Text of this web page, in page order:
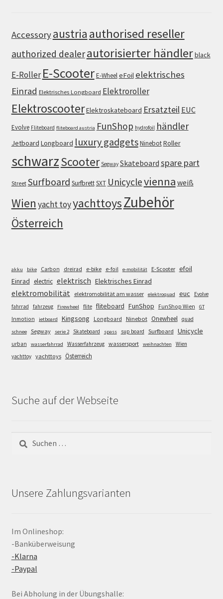
Accessoryaustria authorised reseller
authorized dealerautorisierter händlerblack
E-Roller E-ScooterE-WheeleFoil elektrisches
Einrad Elektrisches Longboard Elektroroller
ElektroscooterElektroskateboard Ersatzteil EUC
Evolve Fliteboard fliteboard austria FunShop hydrofoil händler
Jetboard Longboard luxury gadgetsNinebotRoller
schwarzScooter Segway Skateboard spare part
Street Surfboard SurfbrettSXT Unicyclevienna weiß
Wien yacht toyyachttoysZubehör
Österreich
akku bike Carbon dreirad e-bike e-foil e-mobilität E-Scooter efoil
Einrad electric elektrisch Elektrisches Einrad
elektromobilität elektromobilität am wasser elektroquad euc
Evolve
fahrrad
fahrzeug Firewheel flite fliteboard FunShop FunShop Wien GT
Inmotion jetboard Kingsong Longboard Ninebot Onewheel quad
schnee Segway serie 2 Skateboard spass sup board Surfboard Unicycle
urban wasserfahrrad Wasserfahrzeug wassersport weihnachten
Wien
yachttoy yachttoys Österreich
Suche auf der Webseite
Suchen
nach:
Unsere Zahlungsvarianten
Im Onlineshop:
-Banküberweisung
-Klarna
-Paypal
Bei Abholung in der Übungshalle: